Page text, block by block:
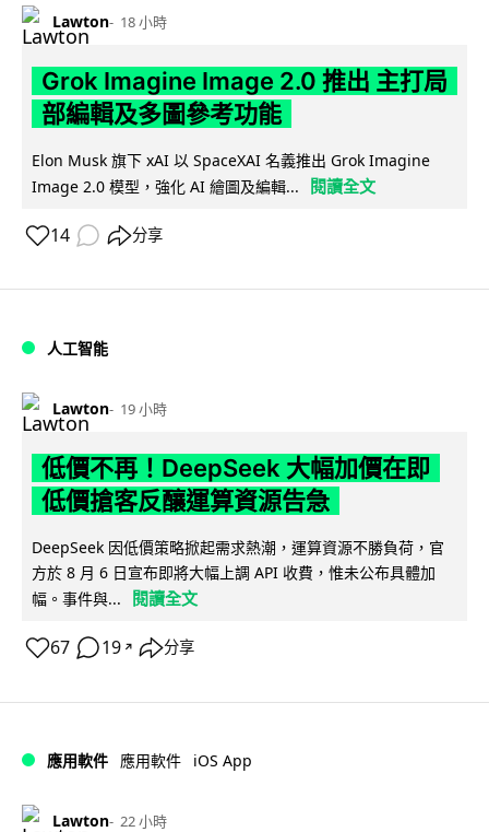
Lawton 18 小時
Grok Imagine Image 2.0 推出 主打局
部編輯及多圖參考功能
Elon Musk 旗下 xAI 以 SpaceXAI 名義推出 Grok Imagine
Image 2.0 模型，強化 AI 繪圖及編輯...
閱讀全文
14 分享
人工智能
Lawton 19 小時
低價不再！DeepSeek 大幅加價在即
低價搶客反釀運算資源告急
DeepSeek 因低價策略掀起需求熱潮，運算資源不勝負荷，官
方於 8 月 6 日宣布即將大幅上調 API 收費，惟未公布具體加
幅。事件與...
閱讀全文
67 19 ↗ 分享
應用軟件 應用軟件 iOS App
Lawton 22 小時